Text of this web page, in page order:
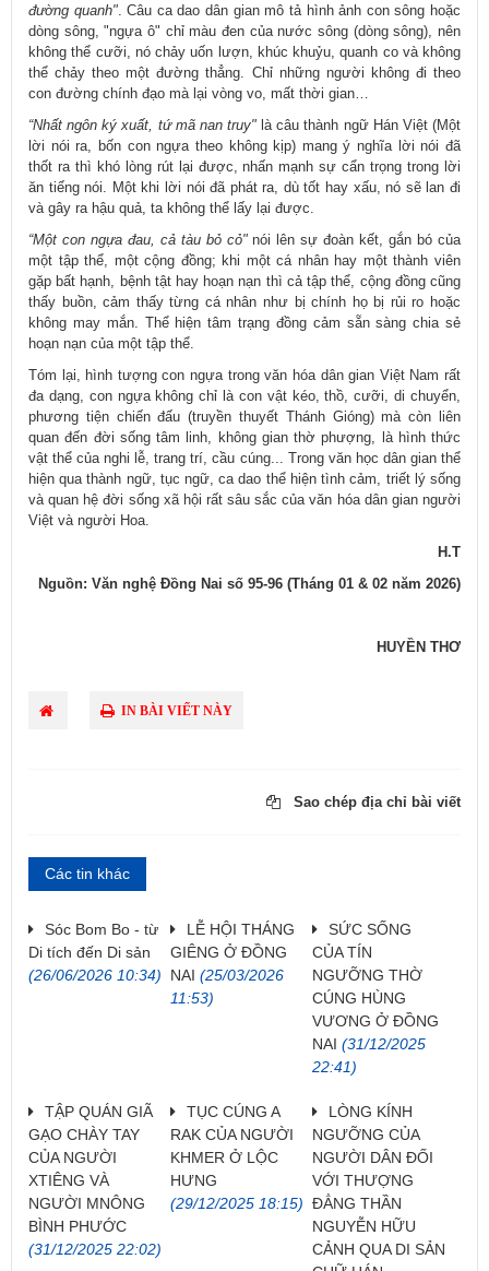
đường quanh". Câu ca dao dân gian mô tả hình ảnh con sông hoặc
dòng sông, "ngựa ô" chỉ màu đen của nước sông (dòng sông), nên
không thể cưỡi, nó chảy uốn lượn, khúc khuỷu, quanh co và không
thể chảy theo một đường thẳng. Chỉ những người không đi theo
con đường chính đạo mà lại vòng vo, mất thời gian…
“Nhất ngôn ký xuất, tứ mã nan truy" là câu thành ngữ Hán Việt (Một
lời nói ra, bốn con ngựa theo không kịp) mang ý nghĩa lời nói đã
thốt ra thì khó lòng rút lại được, nhấn mạnh sự cẩn trọng trong lời
ăn tiếng nói. Một khi lời nói đã phát ra, dù tốt hay xấu, nó sẽ lan đi
và gây ra hậu quả, ta không thể lấy lại được.
“Một con ngựa đau, cả tàu bỏ cỏ"nói lên sự đoàn kết, gắn bó của
một tập thể, một cộng đồng; khi một cá nhân hay một thành viên
gặp bất hạnh, bệnh tật hay hoạn nạn thì cả tập thể, cộng đồng cũng
thấy buồn, cảm thấy từng cá nhân như bị chính họ bị rủi ro hoặc
không may mắn. Thể hiện tâm trạng đồng cảm sẵn sàng chia sẻ
hoạn nạn của một tập thể.
Tóm lại, hình tượng con ngựa trong văn hóa dân gian Việt Nam rất
đa dạng, con ngựa không chỉ là con vật kéo, thồ, cưỡi, di chuyển,
phương tiện chiến đấu (truyền thuyết Thánh Gióng) mà còn liên
quan đến đời sống tâm linh, không gian thờ phượng, là hình thức
vật thể của nghi lễ, trang trí, cầu cúng... Trong văn học dân gian thể
hiện qua thành ngữ, tục ngữ, ca dao thể hiện tình cảm, triết lý sống
và quan hệ đời sống xã hội rất sâu sắc của văn hóa dân gian người
Việt và người Hoa.
H.T
Nguồn: Văn nghệ Đồng Nai số 95-96 (Tháng 01 & 02 năm 2026)
HUYỀN THƠ
IN BÀI VIẾT NÀY
Sao chép địa chỉ bài viết
Các tin khác
Sóc Bom Bo - từ
Di tích đến Di sản
(26/06/2026 10:34)
LỄ HỘI THÁNG
GIÊNG Ở ĐỒNG
NAI (25/03/2026
11:53)
SỨC SỐNG
CỦA TÍN
NGƯỠNG THỜ
CÚNG HÙNG
VƯƠNG Ở ĐỒNG
NAI (31/12/2025
22:41)
TẬP QUÁN GIÃ
GẠO CHÀY TAY
CỦA NGƯỜI
XTIÊNG VÀ
NGƯỜI MNÔNG
BÌNH PHƯỚC
(31/12/2025 22:02)
TỤC CÚNG A
RAK CỦA NGƯỜI
KHMER Ở LỘC
HƯNG
(29/12/2025 18:15)
LÒNG KÍNH
NGƯỠNG CỦA
NGƯỜI DÂN ĐỐI
VỚI THƯỢNG
ĐẲNG THẦN
NGUYỄN HỮU
CẢNH QUA DI SẢN